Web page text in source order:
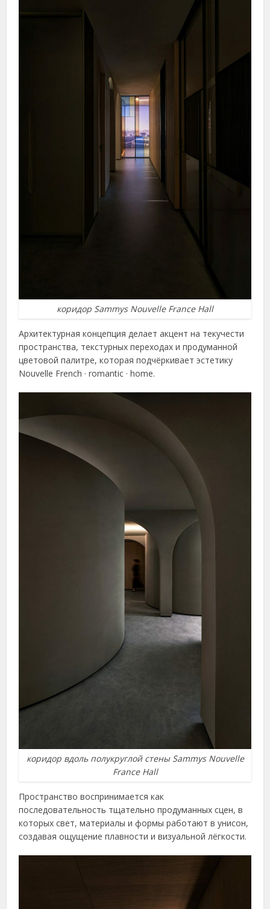
коридор Sammys Nouvelle France Hall
Архитектурная концепция делает акцент на текучести
пространства, текстурных переходах и продуманной
цветовой палитре, которая подчёркивает эстетику
Nouvelle French · romantic · home.
коридор вдоль полукруглой стены Sammys Nouvelle
France Hall
Пространство воспринимается как
последовательность тщательно продуманных сцен, в
которых свет, материалы и формы работают в унисон,
создавая ощущение плавности и визуальной лёгкости.